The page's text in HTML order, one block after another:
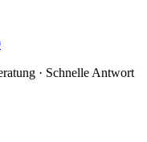
· Schnelle Antwort